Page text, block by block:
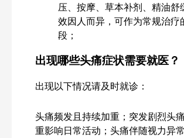
压、按摩、草本补剂、精油舒
效因人而异，可作为常规治疗
段；
出现哪些头痛症状需要就医？
出现以下情况请及时就诊：
头痛频发且持续加重；突发剧烈头
重影响日常活动；头痛伴随视力异